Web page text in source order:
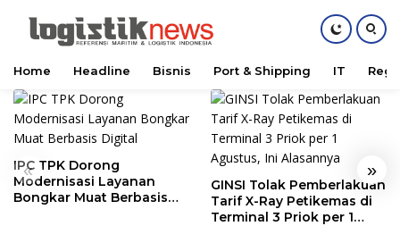
Skip
content
Home Headline Bisnis Port & Shipping IT
« »
IPC TPK Dorong
Modernisasi Layanan
Bongkar Muat Berbasis
GINSI Tolak Pemberlakuan
Tarif X-Ray Petikemas di
Terminal 3 Priok per 1